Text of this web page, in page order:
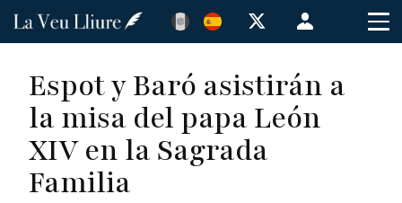
Pasar
principal
Menú
de
cuenta
de
usuario
Espot y Baró asistirán a
la misa del papa León
XIV en la Sagrada
Familia